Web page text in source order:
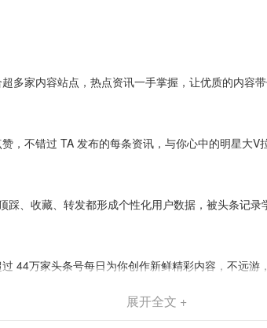
多家内容站点，热点资讯一手掌握，让优质的内容带
不错过 TA 发布的每条资讯，与你心中的明星大V
、收藏、转发都形成个性化用户数据，被头条记
44万家头条号每日为你创作新鲜精彩内容，不远游
展开全文 +